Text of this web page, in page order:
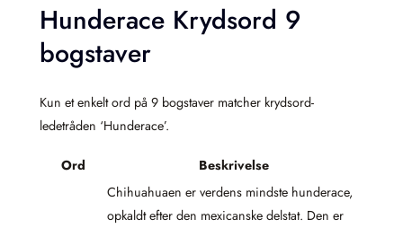
Hunderace Krydsord 9
bogstaver
Kun et enkelt ord på 9 bogstaver matcher krydsord-
ledetråden ‘Hunderace’.
Ord Beskrivelse
Chihuahuaen er verdens mindste hunderace,
opkaldt efter den mexicanske delstat. Den er